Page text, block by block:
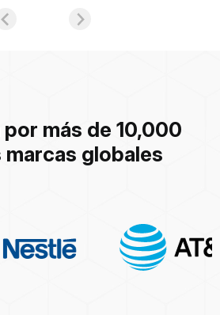
más de 10,000
marcas globales